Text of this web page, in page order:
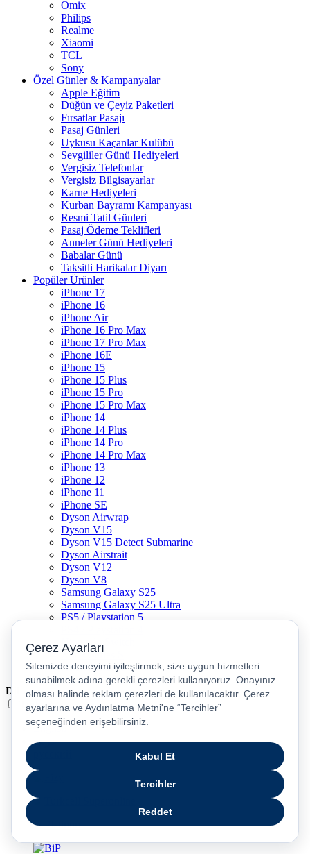
Omix
Philips
Realme
Xiaomi
TCL
Sony
Özel Günler & Kampanyalar
Apple Eğitim
Düğün ve Çeyiz Paketleri
Fırsatlar Pasajı
Pasaj Günleri
Uykusu Kaçanlar Kulübü
Sevgililer Günü Hediyeleri
Vergisiz Telefonlar
Vergisiz Bilgisayarlar
Karne Hediyeleri
Kurban Bayramı Kampanyası
Resmi Tatil Günleri
Pasaj Ödeme Teklifleri
Anneler Günü Hediyeleri
Babalar Günü
Taksitli Harikalar Diyarı
Popüler Ürünler
iPhone 17
iPhone 16
iPhone Air
iPhone 16 Pro Max
iPhone 17 Pro Max
iPhone 16E
iPhone 15
iPhone 15 Plus
iPhone 15 Pro
iPhone 15 Pro Max
iPhone 14
iPhone 14 Plus
iPhone 14 Pro
iPhone 14 Pro Max
iPhone 13
iPhone 12
iPhone 11
iPhone SE
Dyson Airwrap
Dyson V15
Dyson V15 Detect Submarine
Dyson Airstrait
Dyson V12
Dyson V8
Samsung Galaxy S25
Samsung Galaxy S25 Ultra
PS5 / Playstation 5
Nintendo Switch
Xbox Series S
Xbox Series X
Dil
Türkçe
English
عربى